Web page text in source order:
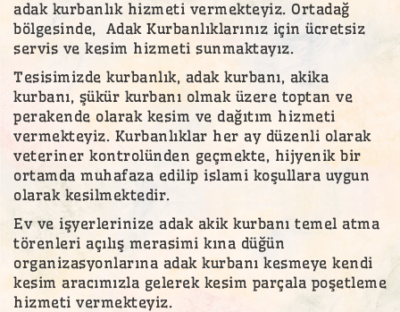
adak kurbanlık hizmeti vermekteyiz. Ortadağ
bölgesinde, Adak Kurbanlıklarınız için ücretsiz
servis ve kesim hizmeti sunmaktayız.
Tesisimizde kurbanlık, adak kurbanı, akika
kurbanı, şükür kurbanı olmak üzere toptan ve
perakende olarak kesim ve dağıtım hizmeti
vermekteyiz. Kurbanlıklar her ay düzenli olarak
veteriner kontrolünden geçmekte, hijyenik bir
ortamda muhafaza edilip islami koşullara uygun
olarak kesilmektedir.
Ev ve işyerlerinize adak akik kurbanı temel atma
törenleri açılış merasimi kına düğün
organizasyonlarına adak kurbanı kesmeye kendi
kesim aracımızla gelerek kesim parçala poşetleme
hizmeti vermekteyiz.